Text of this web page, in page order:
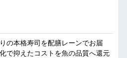
の本格寿司を配膳レーンでお届
で抑えたコストを魚の品質へ還元